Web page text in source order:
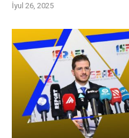
İyul 26, 2025